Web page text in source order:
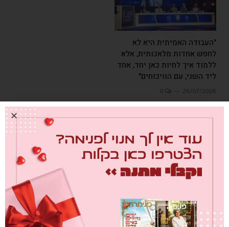
"העבודה האמיתית היא לא
לחפש אחדות מלאכותית, אלא
ללמוד איך לחיות כאן יחד, אחד
ליד השני, עם הוויכוחים"
מבחן הגמבה
26/07/2026
0
משתמש אנונימי (לא מזוהה) 28/12/2018 10:19